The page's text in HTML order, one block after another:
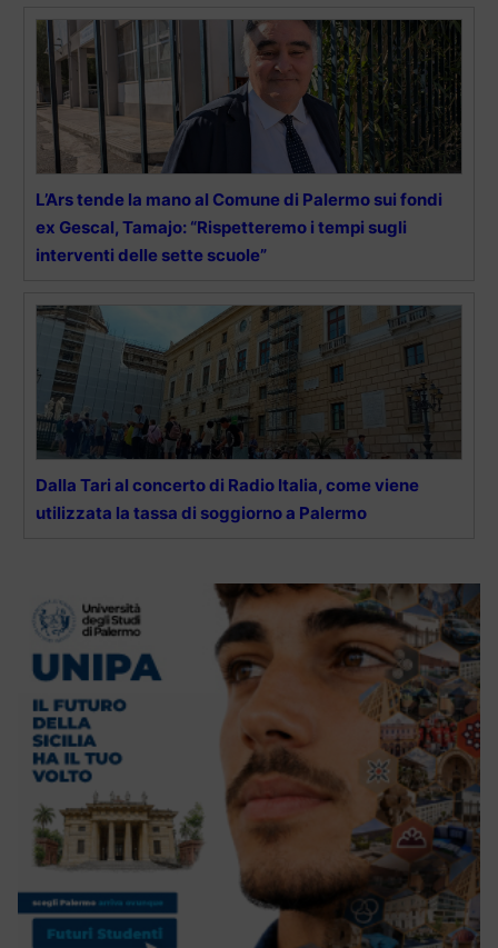
L’Ars tende la mano al Comune di Palermo sui fondi
ex Gescal, Tamajo: “Rispetteremo i tempi sugli
interventi delle sette scuole”
Dalla Tari al concerto di Radio Italia, come viene
utilizzata la tassa di soggiorno a Palermo